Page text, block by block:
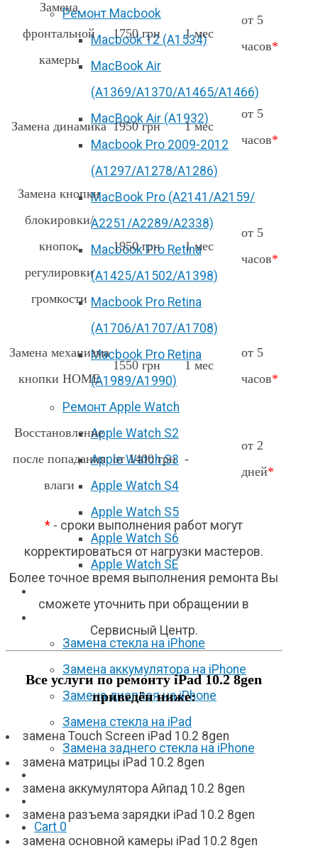
Ремонт Macbook
Macbook 12 (А1534)
MacBook Air
(A1369/A1370/A1465/A1466)
MacBook Air (A1932)
Macbook Pro 2009-2012
(A1297/A1278/A1286)
MacBook Pro (А2141/А2159/
А2251/A2289/A2338)
Macbook Pro Retina
(А1425/A1502/A1398)
Macbook Pro Retina
(А1706/A1707/A1708)
Macbook Pro Retina
(А1989/A1990)
Ремонт Apple Watch
Apple Watch S2
Apple Watch S3
Apple Watch S4
Apple Watch S5
Apple Watch S6
Apple Watch SE
Замена стекла на iPhone
Замена аккумулятора на iPhone
Замена дисплея на iPhone
Замена стекла на iPad
Замена заднего стекла на iPhone
Cart 0
Замена
фронтальной
камеры
1750 грн 1 мес
от 5
часов*
Замена динамика 1950 грн 1 мес
от 5
часов*
Замена кнопки
блокировки/
кнопок
регулировки
громкости
1950 грн 1 мес
от 5
часов*
Замена механизма
кнопки HOME
1550 грн 1 мес
от 5
часов*
Восстановление
после попадания
влаги
от 1400 грн -
от 2
дней*
* - сроки выполнения работ могут
корректироваться от нагрузки мастеров.
Более точное время выполнения ремонта Вы
сможете уточнить при обращении в
Сервисный Центр.
Все услуги по ремонту iPad 10.2 8gen
приведён ниже:
замена Touch Screen iPad 10.2 8gen
замена матрицы iPad 10.2 8gen
замена аккумулятора Айпад 10.2 8gen
замена разъема зарядки iPad 10.2 8gen
замена основной камеры iPad 10.2 8gen